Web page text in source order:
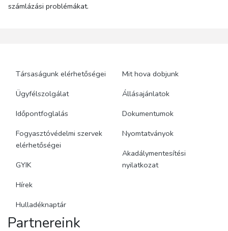
számlázási problémákat.
Társaságunk elérhetőségei
Ügyfélszolgálat
Időpontfoglalás
Fogyasztóvédelmi szervek
elérhetőségei
GYIK
Hírek
Hulladéknaptár
Mit hova dobjunk
Állásajánlatok
Dokumentumok
Nyomtatványok
Akadálymentesítési
nyilatkozat
Partnereink